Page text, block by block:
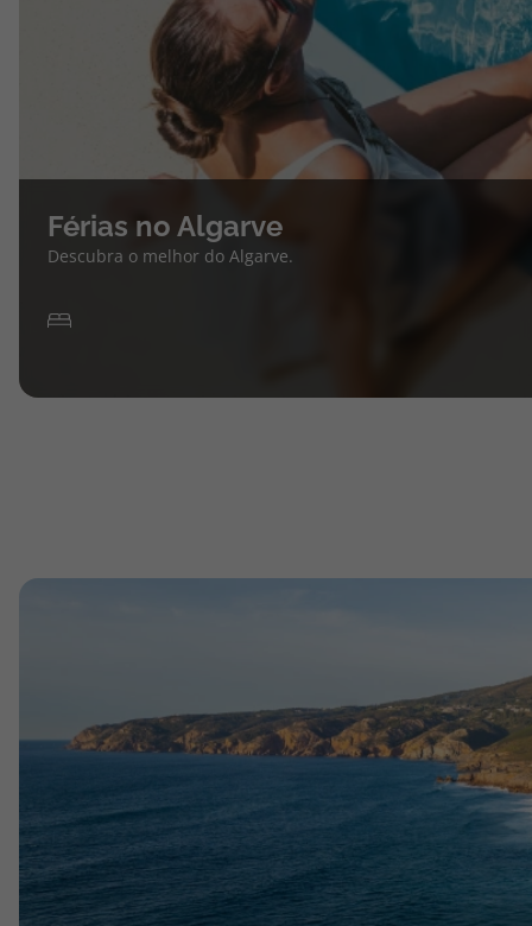
Férias no Algarve
Descubra o melhor do Algarve.